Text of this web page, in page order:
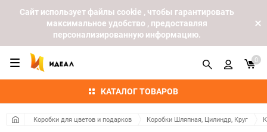
Cайт использует файлы cookie , чтобы гарантировать
максимальное удобство , предоставляя
персонализированную информацию.
КАТАЛОГ ТОВАРОВ
0
Коробки для цветов и подарков Коробки Шляпная, Цилиндр, Круг